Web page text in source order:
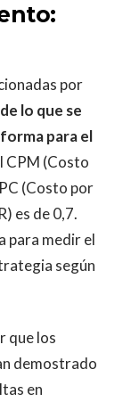
por
lo que se
para el
CPM (Costo
(Costo por
es de 0,7.
para medir el
según
que los
demostrado
en